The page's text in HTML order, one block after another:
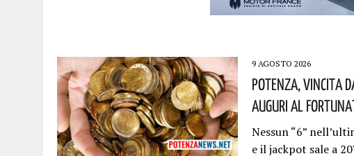
9 AGOSTO 2026
Potenza, Vincita
Auguri Al
Nessun “6”
e il jackpot sale a